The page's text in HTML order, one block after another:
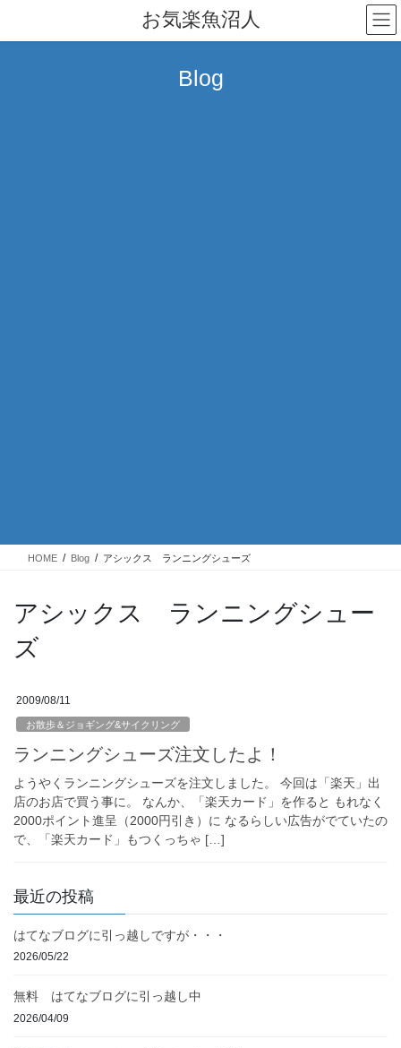
テ
ゲ
お気楽魚沼人
Blog
HOME Blog アシックス ランニングシューズ
アシックス ランニングシュー
ズ
2009/08/11
お散歩＆ジョギング&サイクリング
ランニングシューズ注文したよ！
ようやくランニングシューズを注文しました。 今回は「楽天」出
店のお店で買う事に。 なんか、「楽天カード」を作ると もれなく
2000ポイント進呈（2000円引き）に なるらしい広告がでていたの
で、「楽天カード」もつくっちゃ […]
最近の投稿
はてなブログに引っ越しですが・・・
2026/05/22
無料 はてなブログに引っ越し中
2026/04/09